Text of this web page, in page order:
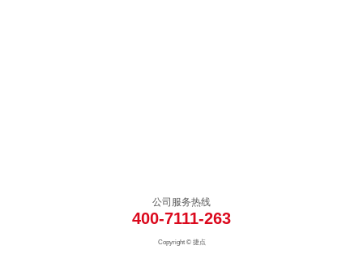
公司服务热线
400-7111-263
Copyright © 捷点